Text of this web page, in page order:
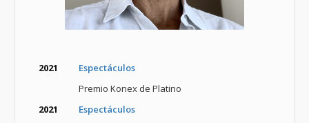
2021
Espectáculos
Premio Konex de Platino
2021
Espectáculos